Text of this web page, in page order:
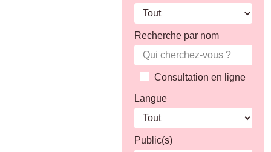
Recherche par nom
Consultation en ligne
Langue
Public(s)